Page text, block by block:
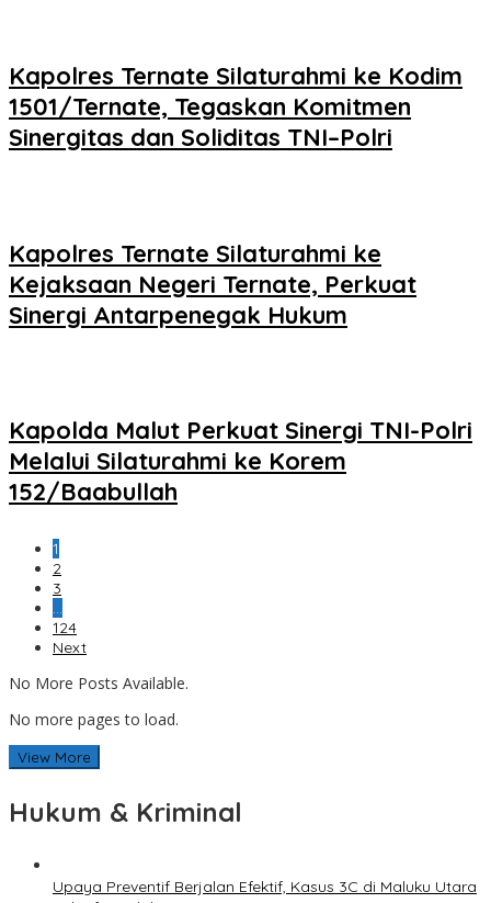
Kapolres Ternate Silaturahmi ke Kodim
1501/Ternate, Tegaskan Komitmen
Sinergitas dan Soliditas TNI–Polri
Kapolres Ternate Silaturahmi ke
Kejaksaan Negeri Ternate, Perkuat
Sinergi Antarpenegak Hukum
Kapolda Malut Perkuat Sinergi TNI-Polri
Melalui Silaturahmi ke Korem
152/Baabullah
1
2
3
…
124
Next
No More Posts Available.
No more pages to load.
View More
Hukum & Kriminal
Upaya Preventif Berjalan Efektif, Kasus 3C di Maluku Utara